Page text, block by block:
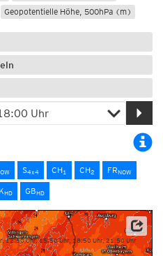
Geopotentielle Höhe, 500hPa (m)
S4x4 CH1 CH2 FRNOW
HD GBHD
12:50 Uhr, 15:50 Uhr, 18:50 Uhr, 21:50 Uhr
Datenbasis: Deutscher Wetterdienst (DWD)